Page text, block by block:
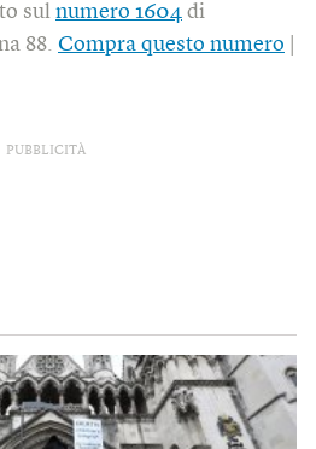
sul numero 1604 di
88. Compra questo numero
PUBBLICITÀ